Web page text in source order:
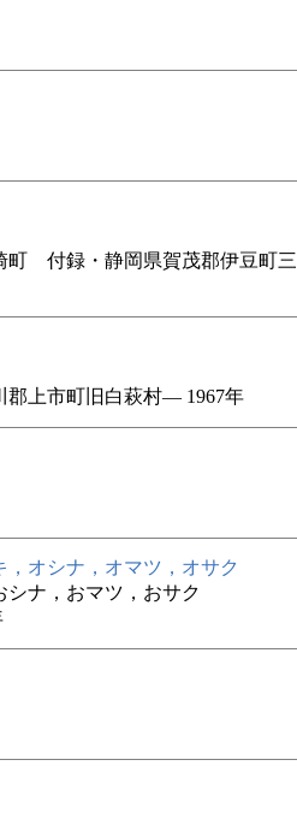
付録・静岡県賀茂郡伊豆町
上市町旧白萩村― 1967年
オシナ，オマツ，オサク
シナ，おマツ，おサク